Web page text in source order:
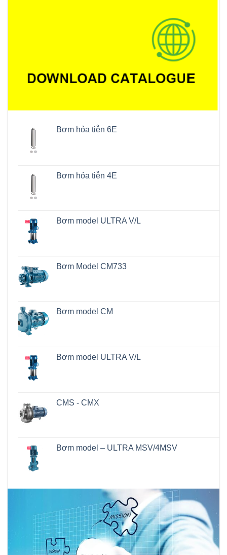
Bơm hỏa tiễn 6E
Bơm hỏa tiễn 4E
Bơm model ULTRA V/L
Bơm Model CM733
Bơm model CM
Bơm model ULTRA V/L
CMS - CMX
Bơm model – ULTRA MSV/4MSV